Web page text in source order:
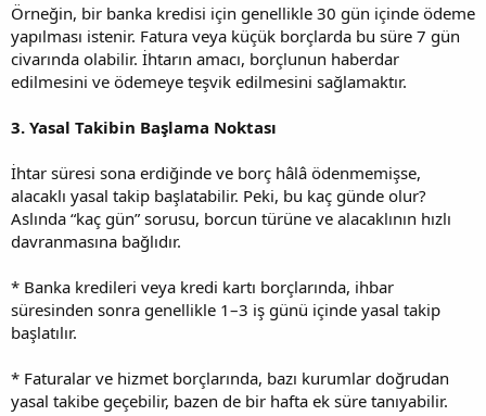
Örneğin, bir banka kredisi için genellikle 30 gün içinde ödeme
yapılması istenir. Fatura veya küçük borçlarda bu süre 7 gün
civarında olabilir. İhtarın amacı, borçlunun haberdar
edilmesini ve ödemeye teşvik edilmesini sağlamaktır.
3. Yasal Takibin Başlama Noktası
İhtar süresi sona erdiğinde ve borç hâlâ ödenmemişse,
alacaklı yasal takip başlatabilir. Peki, bu kaç günde olur?
Aslında “kaç gün” sorusu, borcun türüne ve alacaklının hızlı
davranmasına bağlıdır.
* Banka kredileri veya kredi kartı borçlarında, ihbar
süresinden sonra genellikle 1–3 iş günü içinde yasal takip
başlatılır.
* Faturalar ve hizmet borçlarında, bazı kurumlar doğrudan
yasal takibe geçebilir, bazen de bir hafta ek süre tanıyabilir.